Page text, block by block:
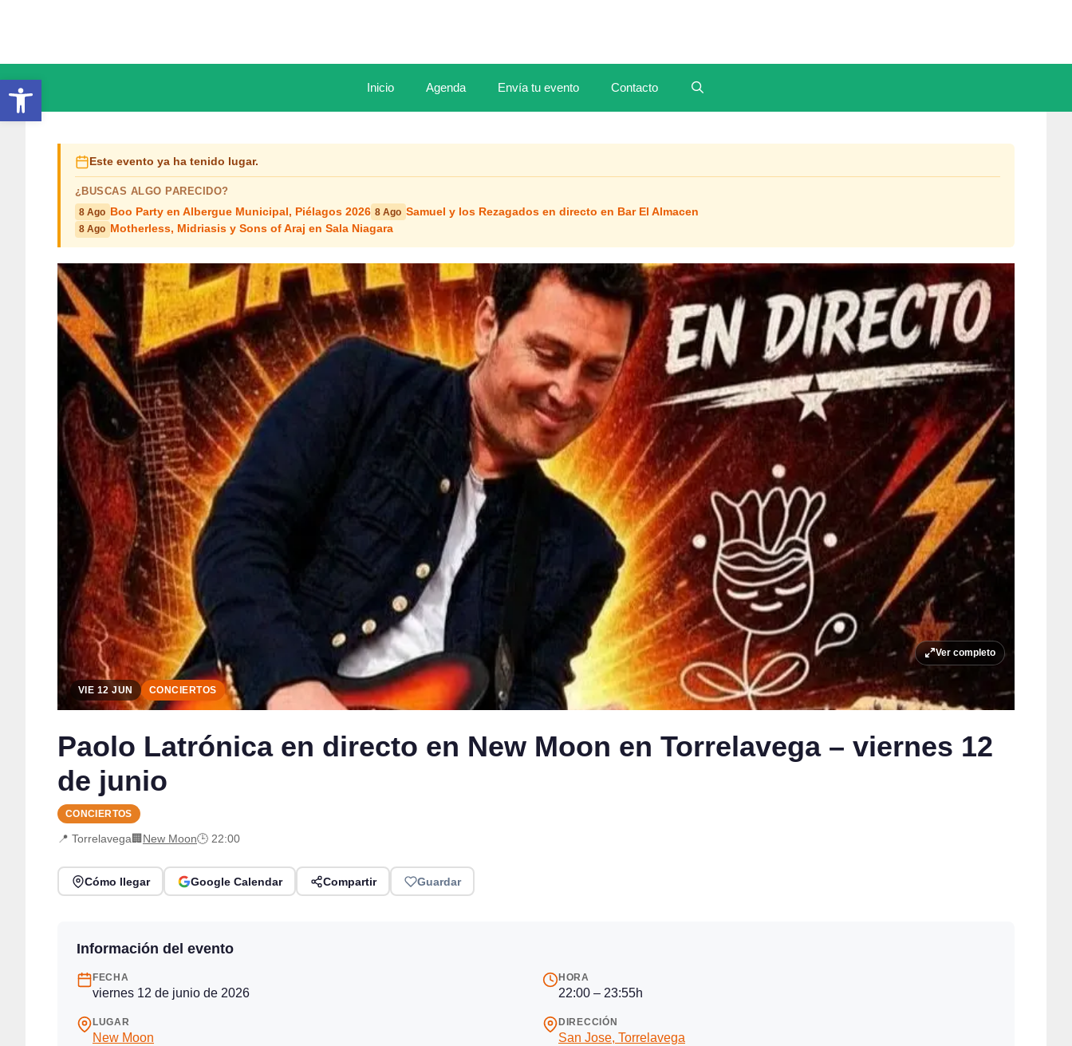
Abrir barra de herramientas Inicio Agenda Envía tu evento Contacto
Este evento ya ha tenido lugar.
¿BUSCAS ALGO PARECIDO?
8 Ago Boo Party en Albergue Municipal, Piélagos 2026 8 Ago Samuel y los Rezagados en directo en Bar El Almacen
8 Ago Motherless, Midriasis y Sons of Araj en Sala Niagara
Ver completo
VIE 12 JUN CONCIERTOS
Paolo Latrónica en directo en New Moon en Torrelavega – viernes 12
de junio
CONCIERTOS
📍 Torrelavega🏢 New Moon🕒 22:00
Cómo llegar Google Calendar Compartir Guardar
Información del evento
FECHA
viernes 12 de junio de 2026
HORA
22:00 – 23:55h
LUGAR
New Moon
DIRECCIÓN
San Jose, Torrelavega